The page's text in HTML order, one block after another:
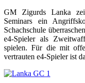
GM Zigurds Lanka
Seminars ein
Schachschule
e4-Spieler als
spielen. Für die mit
vertrauten e4-Spieler ist